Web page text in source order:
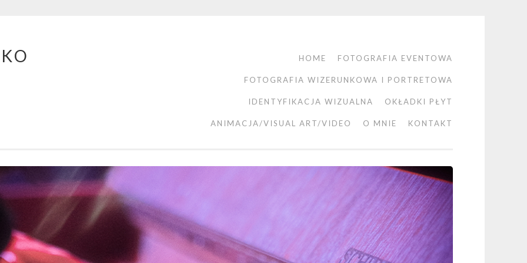
HOME FOTOGRAFIA EVENTOWA
FOTOGRAFIA WIZERUNKOWA I PORTRETOWA
IDENTYFIKACJA WIZUALNA OKŁADKI PŁYT
ANIMACJA/VISUAL ART/VIDEO O MNIE KONTAKT